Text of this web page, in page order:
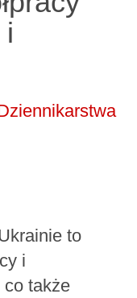
i
to
i
co także